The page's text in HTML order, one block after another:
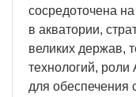
сосредоточена
в акватории,
великих держав,
технологий,
для обеспечения